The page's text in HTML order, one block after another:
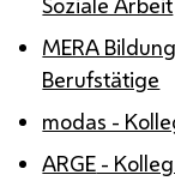
MERA
Berufstätige
modas -
ARGE -